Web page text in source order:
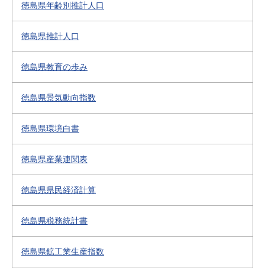
徳島県年齢別推計人口
徳島県推計人口
徳島県教育の歩み
徳島県景気動向指数
徳島県環境白書
徳島県産業連関表
徳島県県民経済計算
徳島県税務統計書
徳島県鉱工業生産指数